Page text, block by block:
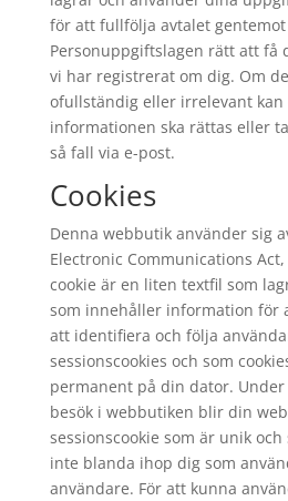
för att fullfölja avtalet
Personuppgiftslagen rätt att få
vi har registrerat om dig. Om
ofullständig eller irrelevant
informationen ska rättas eller
så fall via e-post.
Cookies
Denna webbutik använder sig
Electronic Communications
cookie är en liten textfil som
som innehåller information för
att identifiera och följa
sessionscookies och som
permanent på din dator.
besök i webbutiken blir din
sessionscookie som är unik
inte blanda ihop dig som
användare. För att kunna